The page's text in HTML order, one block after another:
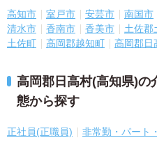
高知市 室戸市 安芸市 南国市
清水市
香南市 香美市 土佐郡
土佐町
高岡郡越知町 高岡郡日
高岡郡日高村(高知県)の
態から探す
正社員(正職員) 非常勤・パート